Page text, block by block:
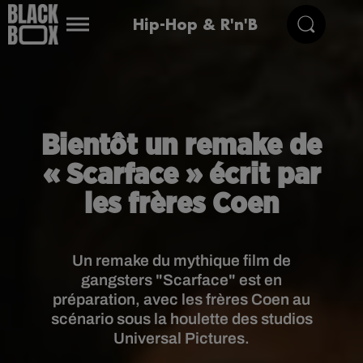
Hip-Hop & R'n'B
Bientôt un remake de
« Scarface » écrit par
les frères Coen
Un remake du mythique film de
gangsters "Scarface" est en
préparation, avec les frères Coen au
scénario sous la houlette des studios
Universal Pictures.